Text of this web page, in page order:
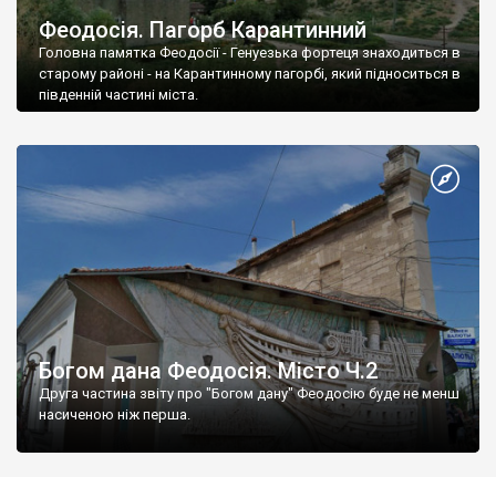
Феодосія. Пагорб Карантинний
Головна памятка Феодосії - Генуезька фортеця знаходиться в
старому районі - на Карантинному пагорбі, який підноситься в
південній частині міста.
Богом дана Феодосія. Місто Ч.2
Друга частина звіту про "Богом дану" Феодосію буде не менш
насиченою ніж перша.